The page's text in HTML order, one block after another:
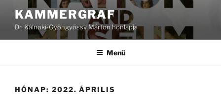
Tartalomhoz
KAMMERGRAF
Dr. Kálnoki-Gyöngyössy Márton honlapja
Menü
HÓNAP: 2022. ÁPRILIS